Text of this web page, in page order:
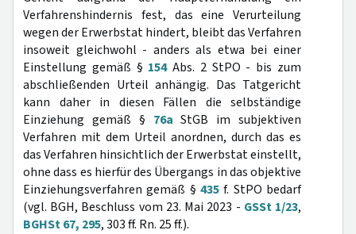
Verfahrenshindernis fest, das eine Verurteilung
wegen der Erwerbstat hindert, bleibt das Verfahren
insoweit gleichwohl - anders als etwa bei einer
Einstellung gemäß § 154Abs. 2 StPO - bis zum
abschließenden Urteil anhängig. Das Tatgericht
kann daher in diesen Fällen die selbständige
Einziehung gemäß § 76a StGB im subjektiven
Verfahren mit dem Urteil anordnen, durch das es
das Verfahren hinsichtlich der Erwerbstat einstellt,
ohne dass es hierfür des Übergangs in das objektive
Einziehungsverfahren gemäß § 435 f. StPO bedarf
(vgl. BGH, Beschluss vom 23. Mai 2023 - GSSt 1/23,
BGHSt 67, 295, 303 ff. Rn. 25 ff.).